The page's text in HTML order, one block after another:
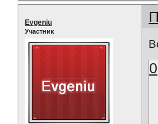
Evgeniu
Участник
0